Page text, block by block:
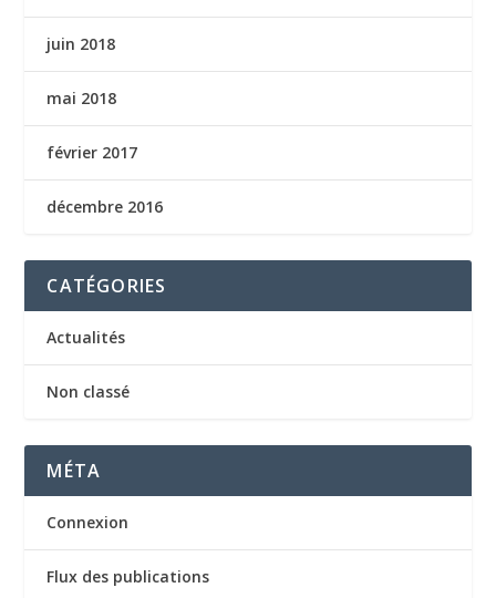
juin 2018
mai 2018
février 2017
décembre 2016
CATÉGORIES
Actualités
Non classé
MÉTA
Connexion
Flux des publications